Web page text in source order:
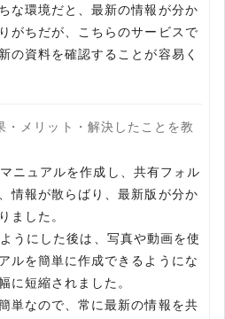
な環境だと、最新の情報が分か
がちだが、こちらのサービスで
の資料を確認することが容易く
・メリット・解決したことを教
ニュアルを作成し、共有フォル
情報が散らばり、最新版が分か
ました。
うにした後は、写真や動画を使
ルを簡単に作成できるようにな
に短縮されました。
単なので、常に最新の情報を共